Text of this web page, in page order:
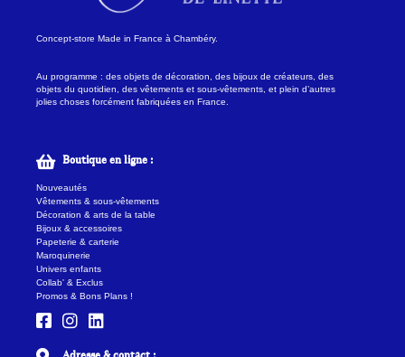
Concept-store Made in France à Chambéry.
Au programme : des objets de décoration, des bijoux de créateurs, des
objets du quotidien, des vêtements et sous-vêtements, et plein d’autres
jolies choses forcément fabriquées en France.
Boutique en ligne :
Nouveautés
Vêtements & sous-vêtements
Décoration & arts de la table
Bijoux & accessoires
Papeterie & carterie
Maroquinerie
Univers enfants
Collab' & Exclus
Promos & Bons Plans !